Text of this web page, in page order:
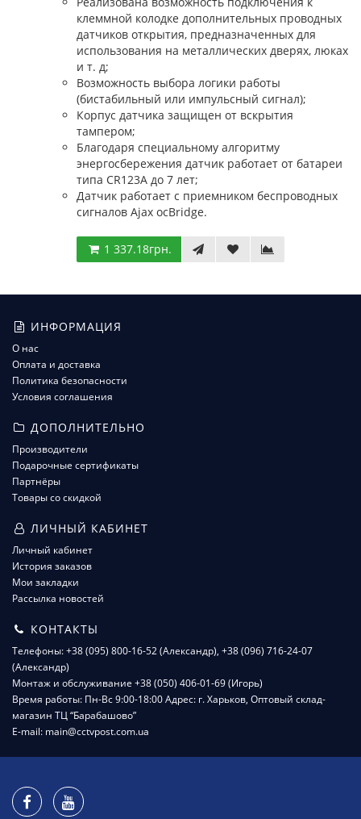
клеммной колодке дополнительных проводных
датчиков открытия, предназначенных для
использования на металлических дверях, люках
и т. д;
Возможность выбора логики работы
(бистабильный или импульсный сигнал);
Корпус датчика защищен от вскрытия
тампером;
Благодаря специальному алгоритму
энергосбережения датчик работает от батареи
типа CR123A до 7 лет;
Датчик работает с приемником беспроводных
сигналов Ajax ocBridge.
1 337.18грн.
ИНФОРМАЦИЯ
О нас
Оплата и доставка
Политика безопасности
Условия соглашения
ДОПОЛНИТЕЛЬНО
Производители
Подарочные сертификаты
Партнёры
Товары со скидкой
ЛИЧНЫЙ КАБИНЕТ
Личный кабинет
История заказов
Мои закладки
Рассылка новостей
КОНТАКТЫ
Телефоны: +38 (095) 800-16-52 (Александр), +38 (096) 716-24-07
(Александр)
Монтаж и обслуживание +38 (050) 406-01-69 (Игорь)
Время работы: Пн-Вс 9:00-18:00 Адрес: г. Харьков, Оптовый склад-
магазин ТЦ “Барабашово”
E-mail: main@cctvpost.com.ua